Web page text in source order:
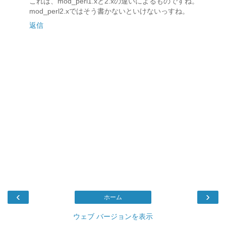
mod_perl2.xではそう書かないといけないっすね。
返信
‹ ›
ホーム
ウェブ バージョンを表示